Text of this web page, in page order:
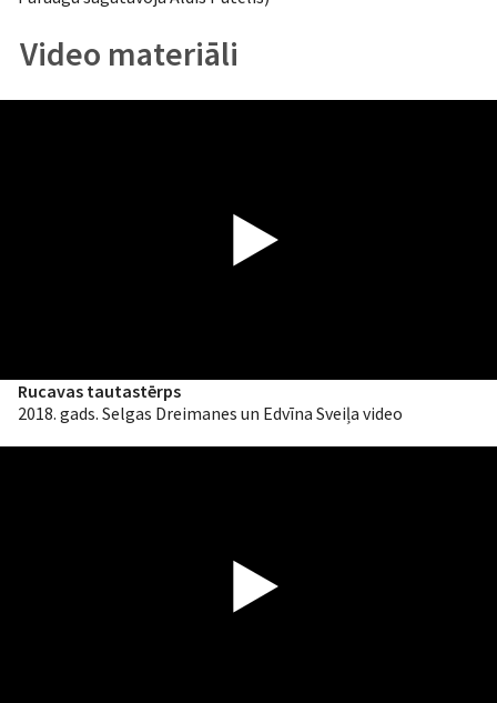
Video materiāli
Rucavas tautastērps
2018. gads. Selgas Dreimanes un Edvīna Sveiļa video